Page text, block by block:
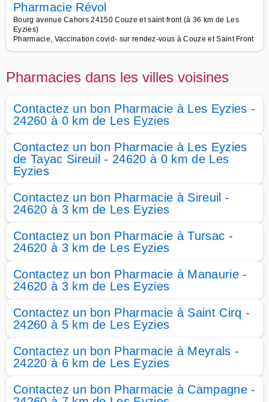
Pharmacie Révol
Bourg avenue Cahors 24150 Couze et saint front (à 36 km de Les
Eyzies)
Pharmacie, Vaccination covid- sur rendez-vous à Couze et Saint Front
Pharmacies dans les villes voisines
Contactez un bon Pharmacie à Les Eyzies -
24260 à 0 km de Les Eyzies
Contactez un bon Pharmacie à Les Eyzies
de Tayac Sireuil - 24620 à 0 km de Les
Eyzies
Contactez un bon Pharmacie à Sireuil -
24620 à 3 km de Les Eyzies
Contactez un bon Pharmacie à Tursac -
24620 à 3 km de Les Eyzies
Contactez un bon Pharmacie à Manaurie -
24620 à 3 km de Les Eyzies
Contactez un bon Pharmacie à Saint Cirq -
24260 à 5 km de Les Eyzies
Contactez un bon Pharmacie à Meyrals -
24220 à 6 km de Les Eyzies
Contactez un bon Pharmacie à Campagne -